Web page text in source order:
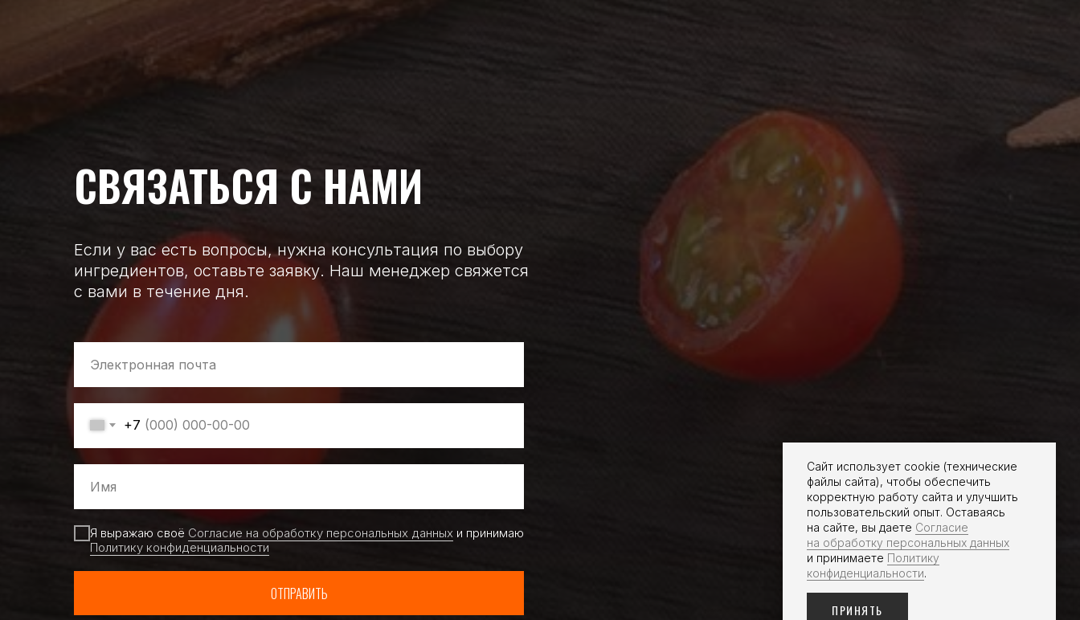
СВЯЗАТЬСЯ С НАМИ
Если у вас есть вопросы, нужна консультация по выбору
ингредиентов, оставьте заявку. Наш менеджер свяжется
с вами в течение дня.
+7
Я выражаю своё Согласие на обработку персональных данных и принимаю
Политику конфиденциальности
ОТПРАВИТЬ
Сайт использует cookie (технические
файлы сайта), чтобы обеспечить
корректную работу сайта и улучшить
пользовательский опыт. Оставаясь
на сайте, вы даете Согласие
на обработку персональных данных
и принимаете Политику
конфиденциальности.
ПРИНЯТЬ